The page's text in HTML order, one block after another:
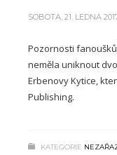
SOBOTA, 21. LEDNA
Pozornosti
neměla uniknout
Erbenovy Kytice,
Publishing.
KATEGORIE